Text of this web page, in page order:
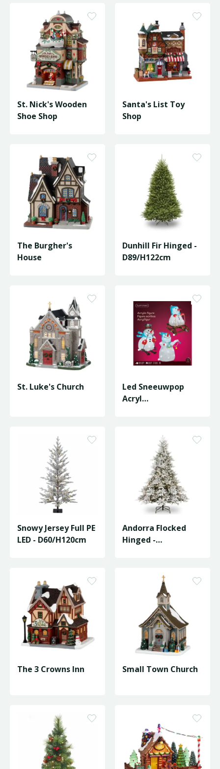
St. Nick's Wooden
Shoe Shop
Santa's List Toy
Shop
The Burgher's
House
Dunhill Fir Hinged -
D89/H122cm
St. Luke's Church
Led Sneeuwpop
Acryl
L.21.5W.29.5H…
Snowy Jersey Full PE
LED - D60/H120cm
Andorra Flocked
Hinged -
The 3 Crowns Inn Small Town Church